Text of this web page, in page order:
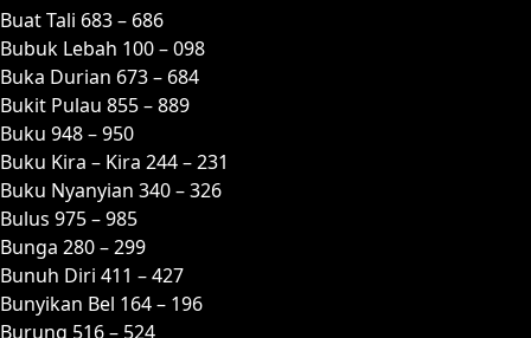
Buat Tali 683 – 686
Bubuk Lebah 100 – 098
Buka Durian 673 – 684
Bukit Pulau 855 – 889
Buku 948 – 950
Buku Kira – Kira 244 – 231
Buku Nyanyian 340 – 326
Bulus 975 – 985
Bunga 280 – 299
Bunuh Diri 411 – 427
Bunyikan Bel 164 – 196
Burung 516 – 524